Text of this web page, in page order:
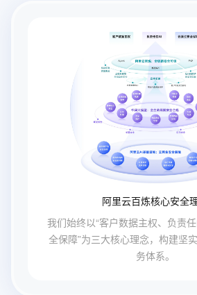
阿里云百炼核心安全
我们始终以“客户数据主权、负责
全保障”为三大核心理念，构建坚
务体系。